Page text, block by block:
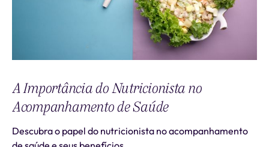
A Importância do Nutricionista no
Acompanhamento de Saúde
Descubra o papel do nutricionista no acompanhamento